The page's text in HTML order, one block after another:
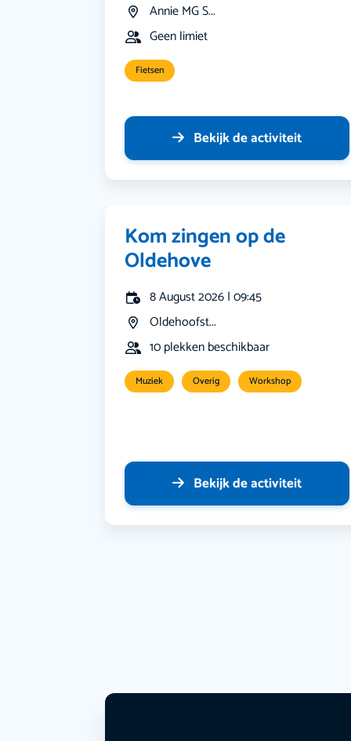
Annie MG S...
Geen limiet
Fietsen
Bekijk de activiteit
Kom zingen op de
Oldehove
8 August 2026 | 09:45
Oldehoofst...
10 plekken beschikbaar
Muziek Overig Workshop
Bekijk de activiteit